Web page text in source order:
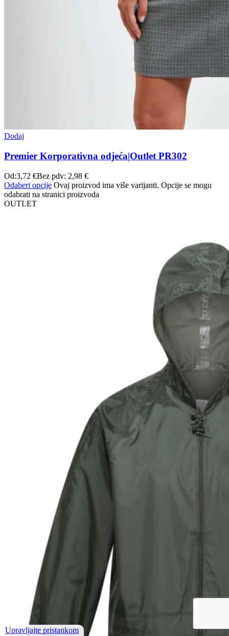
Dodaj
Premier Korporativna odjeća|Outlet PR302
Od:3,72 €Bez pdv: 2,98 €
Odaberi opcije Ovaj proizvod ima više varijanti. Opcije se mogu
odabrati na stranici proizvoda
OUTLET
Upravljajte pristankom